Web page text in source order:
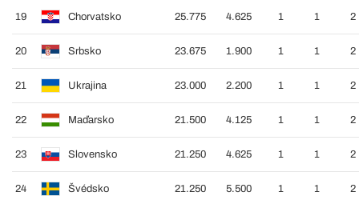
19 Chorvatsko 25.775 4.625 1 1 2
20 Srbsko 23.675 1.900 1 1 2
21 Ukrajina 23.000 2.200 1 1 2
22 Maďarsko 21.500 4.125 1 1 2
23 Slovensko 21.250 4.625 1 1 2
24 Švédsko 21.250 5.500 1 1 2